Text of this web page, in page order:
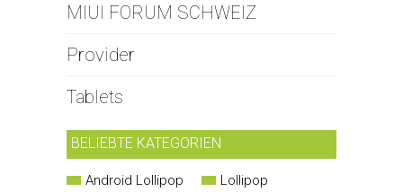
MIUI FORUM SCHWEIZ
Provider
Tablets
BELIEBTE KATEGORIEN
Android Lollipop
Lollipop